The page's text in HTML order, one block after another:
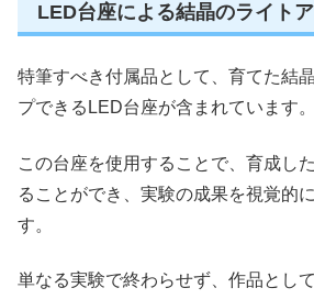
LED台座による結晶のライト
特筆すべき付属品として、育てた結
プできるLED台座が含まれています。
この台座を使用することで、育成し
ることができ、実験の成果を視覚的
す。
単なる実験で終わらせず、作品とし